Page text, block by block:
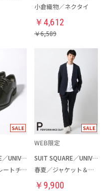
小倉織物／ネクタイ
￥ 4,612
￥6,589
SUIT SQUARE／UNIVERSAL LANGUAGE
MENS／ストレートチップシューズ
SUIT SQUARE／UNIVERSAL LANGUAGE
春夏／ジャケット＆パンツ＆Tシャツセットアップ
￥ 9,900